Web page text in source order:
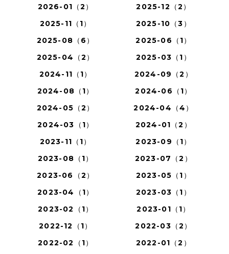
2026-01（2）
2025-12（2）
2025-11（1）
2025-10（3）
2025-08（6）
2025-06（1）
2025-04（2）
2025-03（1）
2024-11（1）
2024-09（2）
2024-08（1）
2024-06（1）
2024-05（2）
2024-04（4）
2024-03（1）
2024-01（2）
2023-11（1）
2023-09（1）
2023-08（1）
2023-07（2）
2023-06（2）
2023-05（1）
2023-04（1）
2023-03（1）
2023-02（1）
2023-01（1）
2022-12（1）
2022-03（2）
2022-02（1）
2022-01（2）